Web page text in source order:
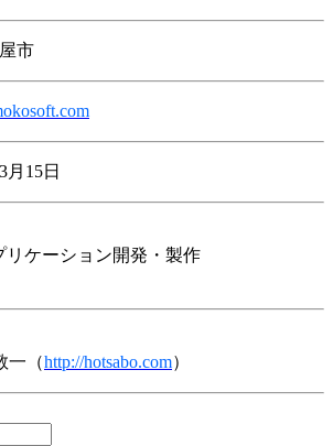
市
月15日
リケーション開発・製作
一（http://hotsabo.com）